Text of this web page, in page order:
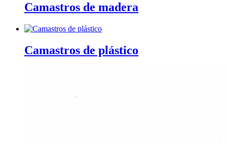
Camastros de madera
Camastros de plástico